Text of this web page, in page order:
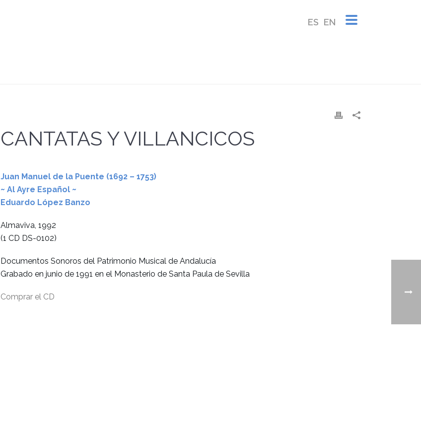
ES EN
CANTATAS Y VILLANCICOS
Juan Manuel de la Puente (1692 – 1753)
~ Al Ayre Español ~
Eduardo López Banzo
Almaviva, 1992
(1 CD DS-0102)
Documentos Sonoros del Patrimonio Musical de Andalucía
Grabado en junio de 1991 en el Monasterio de Santa Paula de Sevilla
Comprar el CD